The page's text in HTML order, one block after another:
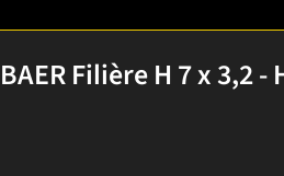
BAER Filière H 7 x 3,2 -